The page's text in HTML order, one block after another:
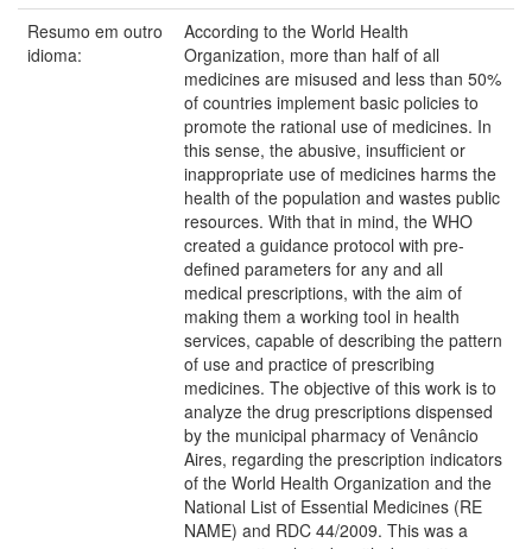
Resumo em outro
idioma:
According to the World Health
Organization, more than half of all
medicines are misused and less than 50%
of countries implement basic policies to
promote the rational use of medicines. In
this sense, the abusive, insufficient or
inappropriate use of medicines harms the
health of the population and wastes public
resources. With that in mind, the WHO
created a guidance protocol with pre-
defined parameters for any and all
medical prescriptions, with the aim of
making them a working tool in health
services, capable of describing the pattern
of use and practice of prescribing
medicines. The objective of this work is to
analyze the drug prescriptions dispensed
by the municipal pharmacy of Venâncio
Aires, regarding the prescription indicators
of the World Health Organization and the
National List of Essential Medicines (RE
NAME) and RDC 44/2009. This was a